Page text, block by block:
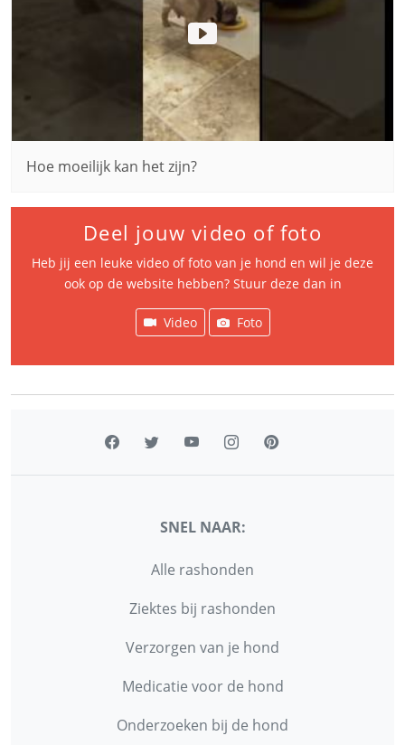
Hoe moeilijk kan het zijn?
Deel jouw video of foto
Heb jij een leuke video of foto van je hond en wil je deze
ook op de website hebben? Stuur deze dan in
Video Foto
SNEL NAAR:
Alle rashonden
Ziektes bij rashonden
Verzorgen van je hond
Medicatie voor de hond
Onderzoeken bij de hond